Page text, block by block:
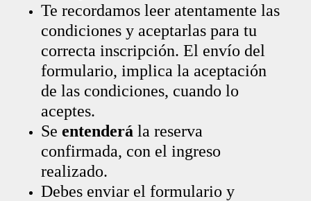
Te recordamos leer atentamente las
condiciones y aceptarlas para tu
correcta inscripción. El envío del
formulario, implica la aceptación
de las condiciones, cuando lo
aceptes.
Se entenderá la reserva
confirmada, con el ingreso
realizado.
Debes enviar el formulario y